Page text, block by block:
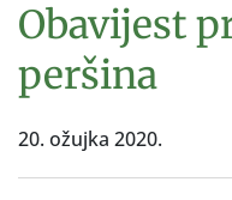
Obavijest
peršina
20. ožujka 2020.